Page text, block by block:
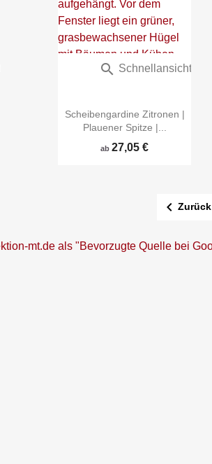
Scheibengardine Zitronen |
Plauener Spitze |...
ab27,05 €
 Schnellansicht
 Zurück